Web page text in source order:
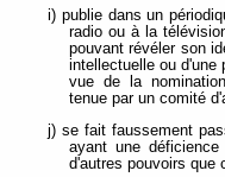
i) publie dans un
radio ou à la
pouvant révéler son
intellectuelle ou d'une
vue de la
tenue par un comité
j) se fait faussement
ayant une
d'autres pouvoirs que